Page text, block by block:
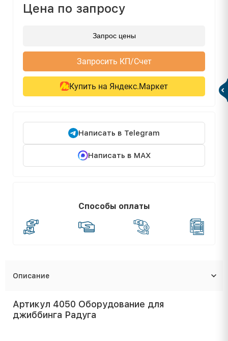
Цена по запросу
Запрос цены
Запросить КП/Счет
Купить на Яндекс.Маркет
Написать в Telegram
Написать в MAX
Способы оплаты
Описание
Артикул 4050 Оборудование для
джиббинга Радуга